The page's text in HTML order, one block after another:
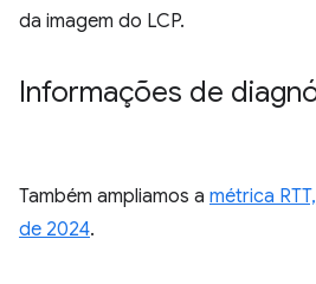
da imagem do LCP.
Informações de
Também ampliamos a métrica
de 2024.